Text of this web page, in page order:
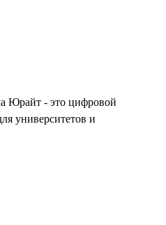
Юрайт - это цифровой
университетов и